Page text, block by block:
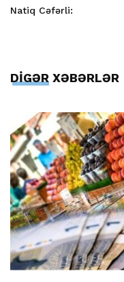
Natiq Cəfərli:
DİGƏR XƏBƏRLƏR